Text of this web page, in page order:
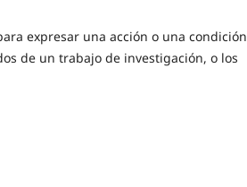
expresar una acción o una condición
de un trabajo de investigación, o los